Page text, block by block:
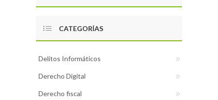
CATEGORÍAS
Delitos Informáticos
Derecho Digital
Derecho fiscal